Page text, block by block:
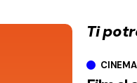
Ti